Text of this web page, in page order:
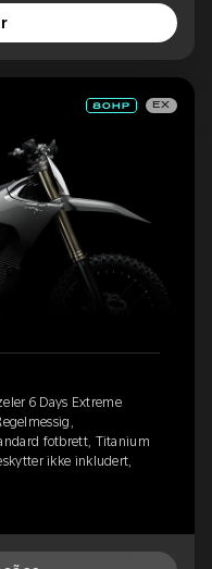
EX
6 Days Extreme
fotbrett, Titanium
ikke inkludert,